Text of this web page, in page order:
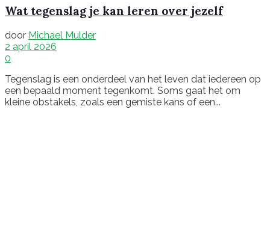
Wat tegenslag je kan leren over jezelf
door Michael Mulder
2 april 2026
0
Tegenslag is een onderdeel van het leven dat iedereen op
een bepaald moment tegenkomt. Soms gaat het om
kleine obstakels, zoals een gemiste kans of een...